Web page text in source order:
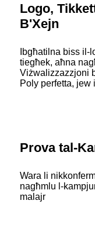
Logo,
B'Xejn
Ibgħatilna biss il-
tiegħek, aħna
Viżwalizzazzjoni
Poly perfetta,
Prova tal-
Wara li
nagħmlu l-
malajr